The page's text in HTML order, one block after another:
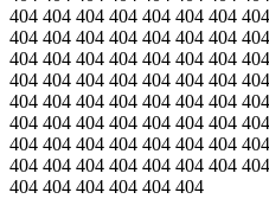
404 404 404 404 404 404 404
404 404 404 404 404 404 404
404 404 404 404 404 404 404
404 404 404 404 404 404 404
404 404 404 404 404 404 404
404 404 404 404 404 404 404
404 404 404 404 404 404 404
404 404 404 404 404 404 404
404 404 404 404 404 404